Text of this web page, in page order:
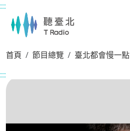
主要內容區塊
:::
首頁 節目總覽 臺北都會慢一點
:::